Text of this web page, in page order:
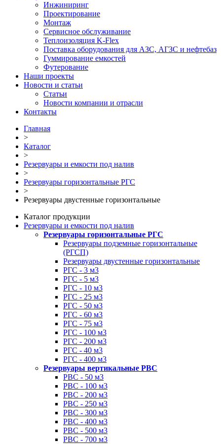
Инжиниринг
Проектирование
Монтаж
Сервисное обслуживание
Теплоизоляция K-Flex
Поставка оборудования для АЗС, АГЗС и нефтебаз
Гуммирование емкостей
Футерование
Наши проекты
Новости и статьи
Статьи
Новости компании и отрасли
Контакты
Главная
>
Каталог
>
Резервуары и емкости под налив
>
Резервуары горизонтальные РГС
>
Резервуары двустенные горизонтальные
Каталог продукции
Резервуары и емкости под налив
Резервуары горизонтальные РГС
Резервуары подземные горизонтальные
(РГСП)
Резервуары двустенные горизонтальные
РГС - 3 м3
РГС - 5 м3
РГС - 10 м3
РГС - 25 м3
РГС - 50 м3
РГС - 60 м3
РГС - 75 м3
РГС - 100 м3
РГС - 200 м3
РГС - 40 м3
РГС - 400 м3
Резервуары вертикальные РВС
РВС - 50 м3
РВС - 100 м3
РВС - 200 м3
РВС - 250 м3
РВС - 300 м3
РВС - 400 м3
РВС - 500 м3
РВС - 700 м3